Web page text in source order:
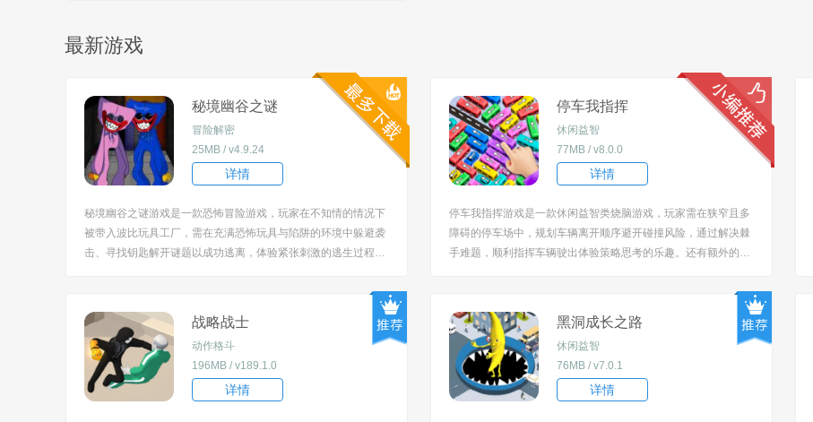
以完...
最新游戏
秘境幽谷之谜
冒险解密
25MB / v4.9.24
详情
秘境幽谷之谜游戏是一款恐怖冒险游戏，玩家在不知情的情况下
被带入波比玩具工厂，需在充满恐怖玩具与陷阱的环境中躲避袭
击、寻找钥匙解开谜题以成功逃离，体验紧张刺激的逃生过程。
充满诡异氛围...
停车我指挥
休闲益智
77MB / v8.0.0
详情
停车我指挥游戏是一款休闲益智类烧脑游戏，玩家需在狭窄且多
障碍的停车场中，规划车辆离开顺序避开碰撞风险，通过解决棘
手难题，顺利指挥车辆驶出体验策略思考的乐趣。还有额外的道
与障碍布局，...
战略战士
动作格斗
196MB / v189.1.0
详情
黑洞成长之路
休闲益智
76MB / v7.0.1
详情